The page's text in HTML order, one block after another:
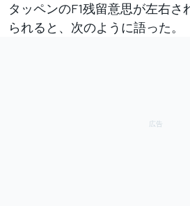
タッペンのF1残留意思が左右さ
られると、次のように語った。